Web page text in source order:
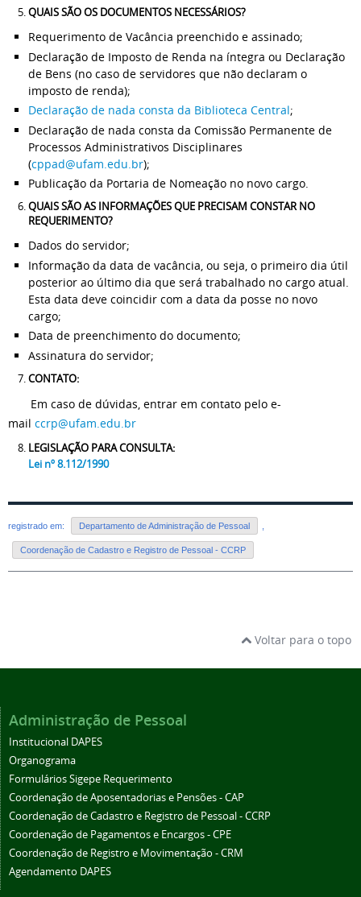
QUAIS SÃO OS DOCUMENTOS NECESSÁRIOS?
Requerimento de Vacância preenchido e assinado;
Declaração de Imposto de Renda na íntegra ou Declaração
de Bens (no caso de servidores que não declaram o
imposto de renda);
Declaração de nada consta da Biblioteca Central;
Declaração de nada consta da Comissão Permanente de
Processos Administrativos Disciplinares
(cppad@ufam.edu.br);
Publicação da Portaria de Nomeação no novo cargo.
QUAIS SÃO AS INFORMAÇÕES QUE PRECISAM CONSTAR NO
REQUERIMENTO?
Dados do servidor;
Informação da data de vacância, ou seja, o primeiro dia útil
posterior ao último dia que será trabalhado no cargo atual.
Esta data deve coincidir com a data da posse no novo
cargo;
Data de preenchimento do documento;
Assinatura do servidor;
CONTATO:
Em caso de dúvidas, entrar em contato pelo e-
mail ccrp@ufam.edu.br
LEGISLAÇÃO PARA CONSULTA:
Lei nº 8.112/1990
registrado em: Departamento de Administração de Pessoal
Coordenação de Cadastro e Registro de Pessoal - CCRP
Voltar para o topo
Administração de Pessoal
Institucional DAPES
Organograma
Formulários Sigepe Requerimento
Coordenação de Aposentadorias e Pensões - CAP
Coordenação de Cadastro e Registro de Pessoal - CCRP
Coordenação de Pagamentos e Encargos - CPE
Coordenação de Registro e Movimentação - CRM
Agendamento DAPES